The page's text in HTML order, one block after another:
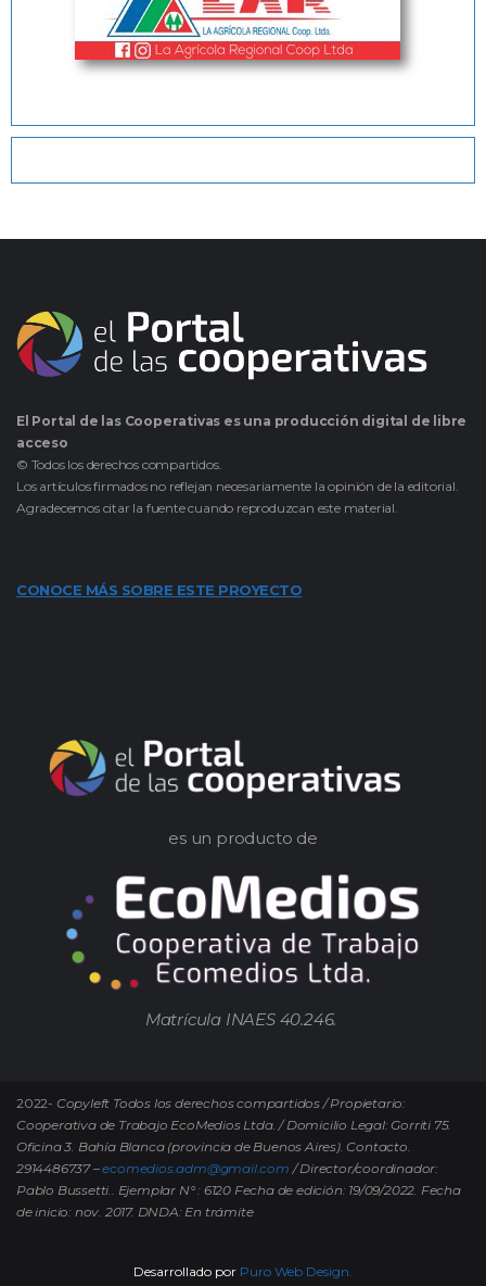
El Portal de las Cooperativas es una producción digital de libre
acceso
© Todos los derechos compartidos.
Los artículos firmados no reflejan necesariamente la opinión de la editorial.
Agradecemos citar la fuente cuando reproduzcan este material.
CONOCE MÁS SOBRE ESTE PROYECTO
es un producto de
Matrícula INAES 40.246.
2022- Copyleft Todos los derechos compartidos / Propietario:
Cooperativa de Trabajo EcoMedios Ltda. / Domicilio Legal: Gorriti 75.
Oficina 3. Bahía Blanca (provincia de Buenos Aires). Contacto.
2914486737 –ecomedios.adm@gmail.com / Director/coordinador:
Pablo Bussetti.. Ejemplar N° : 6120 Fecha de edición: 19/09/2022. Fecha
de inicio: nov. 2017. DNDA: En trámite
Desarrollado por Puro Web Design.